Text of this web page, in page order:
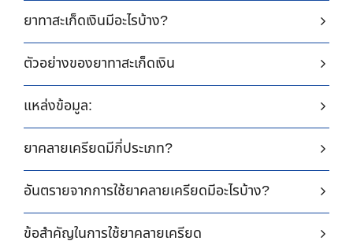
ยาทาสะเก็ดเงินมีอะไรบ้าง?
ตัวอย่างของยาทาสะเก็ดเงิน
แหล่งข้อมูล:
ยาคลายเครียดมีกี่ประเภท?
อันตรายจากการใช้ยาคลายเครียดมีอะไรบ้าง?
ข้อสำคัญในการใช้ยาคลายเครียด